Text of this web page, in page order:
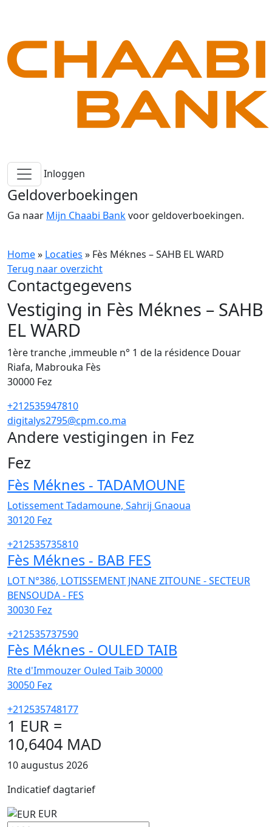
Inloggen
Geldoverboekingen
Ga naar Mijn Chaabi Bankvoor geldoverboekingen.
Home» Locaties » Fès Méknes – SAHB EL WARD
Terug naar overzicht
Contactgegevens
Vestiging in Fès Méknes – SAHB
EL WARD
1ère tranche ,immeuble n° 1 de la résidence Douar
Riafa, Mabrouka Fès
30000 Fez
+212535947810
digitalys2795@cpm.co.ma
Andere vestigingen in Fez
Fez
Fès Méknes - TADAMOUNE
Lotissement Tadamoune, Sahrij Gnaoua
30120 Fez
+212535735810
Fès Méknes - BAB FES
LOT N°386, LOTISSEMENT JNANE ZITOUNE - SECTEUR
BENSOUDA - FES
30030 Fez
+212535737590
Fès Méknes - OULED TAIB
Rte d'Immouzer Ouled Taib 30000
30050 Fez
+212535748177
1 EUR =
10,6404 MAD
10 augustus 2026
Indicatief dagtarief
EUR